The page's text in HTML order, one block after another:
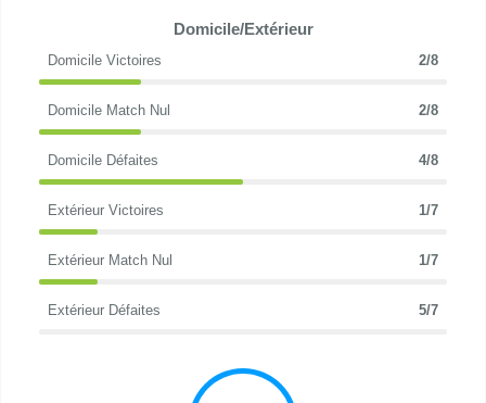
Domicile/Extérieur
Domicile Victoires 2/8
Domicile Match Nul 2/8
Domicile Défaites 4/8
Extérieur Victoires 1/7
Extérieur Match Nul 1/7
Extérieur Défaites 5/7